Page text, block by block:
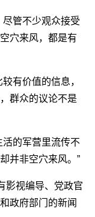
管不少观众接受
穴来风，都是有
有价值的信息，
群众的议论不是
的军营里流传不
并非空穴来风。”
视编导、党政官
政府部门的新闻